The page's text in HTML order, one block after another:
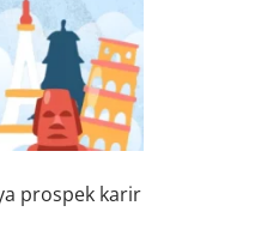
prospek karir